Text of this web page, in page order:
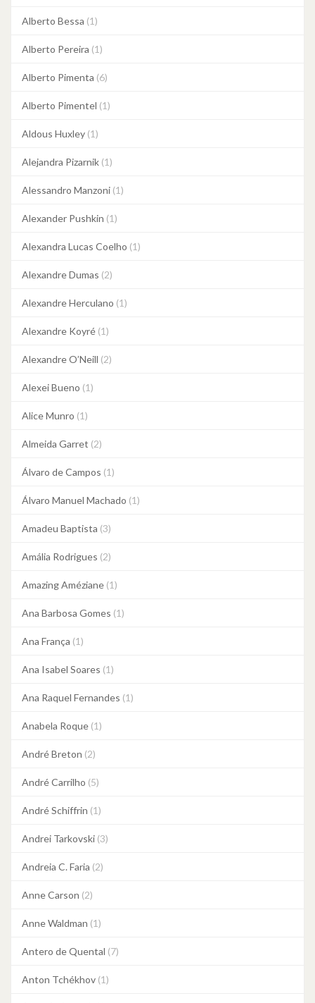
Alberto Bessa (1)
Alberto Pereira (1)
Alberto Pimenta (6)
Alberto Pimentel (1)
Aldous Huxley (1)
Alejandra Pizarnik (1)
Alessandro Manzoni (1)
Alexander Pushkin (1)
Alexandra Lucas Coelho (1)
Alexandre Dumas (2)
Alexandre Herculano (1)
Alexandre Koyré (1)
Alexandre O’Neill (2)
Alexei Bueno (1)
Alice Munro (1)
Almeida Garret (2)
Álvaro de Campos (1)
Álvaro Manuel Machado (1)
Amadeu Baptista (3)
Amália Rodrigues (2)
Amazing Améziane (1)
Ana Barbosa Gomes (1)
Ana França (1)
Ana Isabel Soares (1)
Ana Raquel Fernandes (1)
Anabela Roque (1)
André Breton (2)
André Carrilho (5)
André Schiffrin (1)
Andrei Tarkovski (3)
Andreia C. Faria (2)
Anne Carson (2)
Anne Waldman (1)
Antero de Quental (7)
Anton Tchékhov (1)